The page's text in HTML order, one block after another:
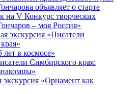
объявляет о старте
на V Конкурс творческих
– моя Россия»
экскурсия «Писатели
в космосе»
Симбирского края:
экскурсия «Орнамент как